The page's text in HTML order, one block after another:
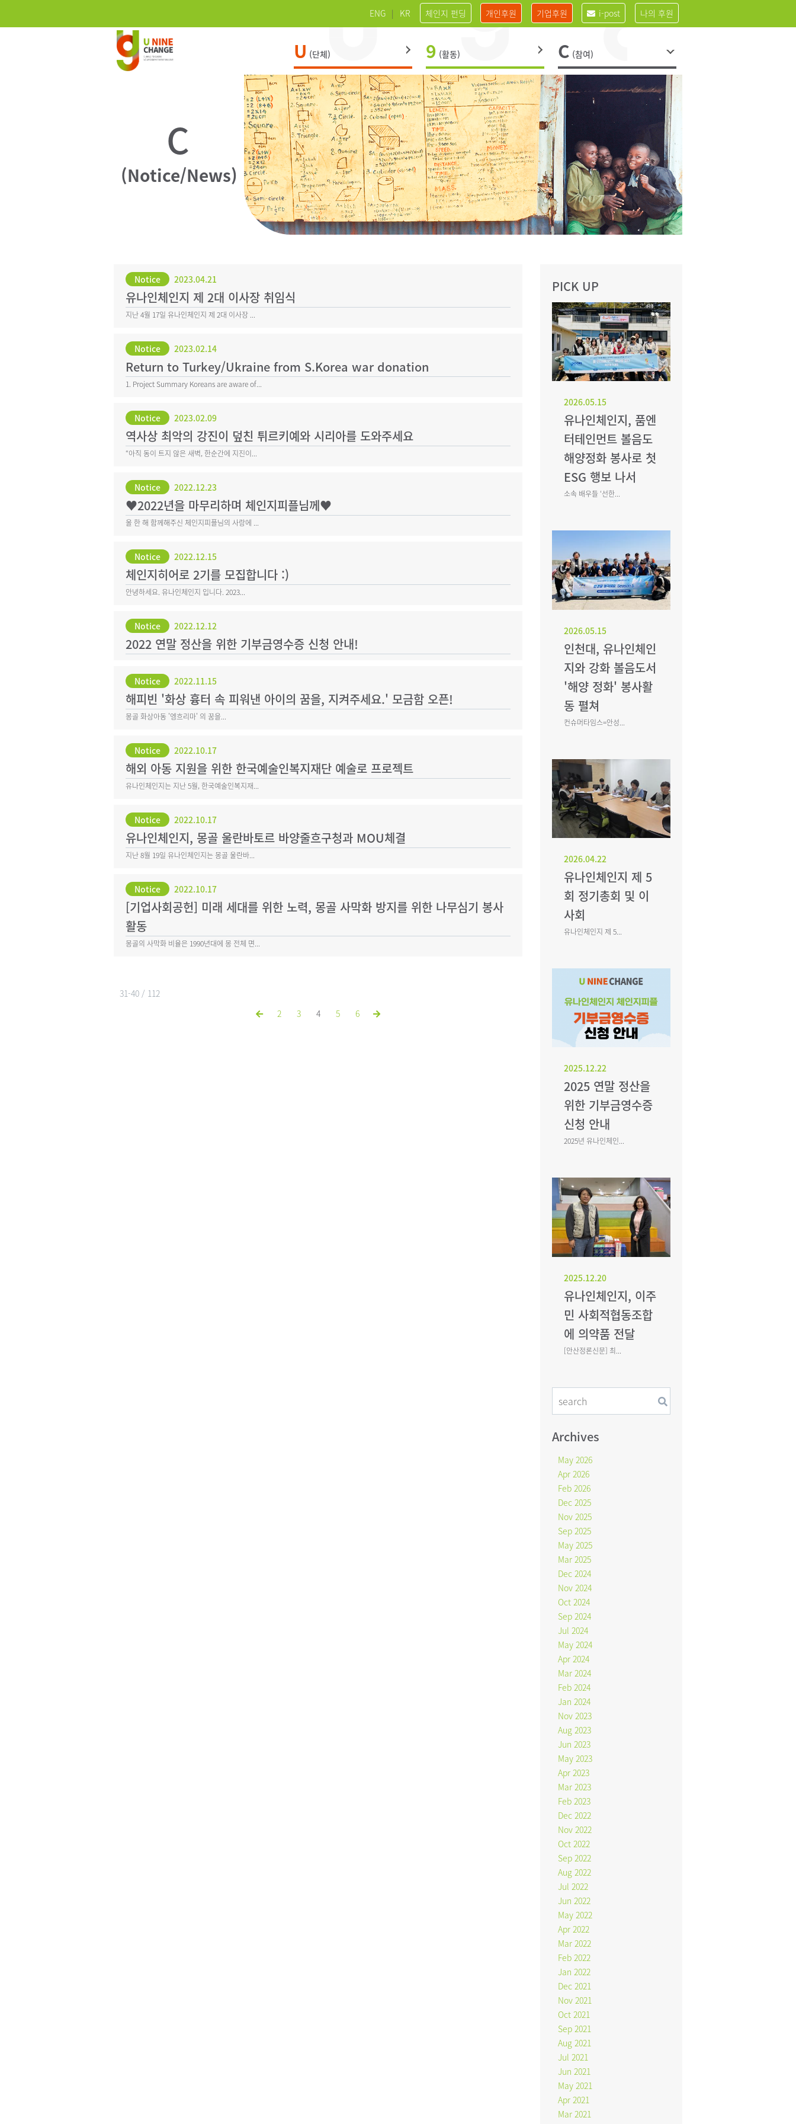
ENG | KR 체인지 펀딩 개인후원 기업후원 i-post 나의 후원
U (단체) 9 (활동) C (참여)
C
(Notice/News)
Notice 2023.04.21
유나인체인지 제 2대 이사장 취임식
지난 4월 17일 유나인체인지 제 2대 이사장 ...
Notice 2023.02.14
Return to Turkey/Ukraine from S.Korea war donation
1. Project Summary Koreans are aware of...
Notice 2023.02.09
역사상 최악의 강진이 덮친 튀르키예와 시리아를 도와주세요
“아직 동이 트지 않은 새벽, 한순간에 지진이...
Notice 2022.12.23
♥2022년을 마무리하며 체인지피플님께♥
올 한 해 함께해주신 체인지피플님의 사랑에 ...
Notice 2022.12.15
체인지히어로 2기를 모집합니다 :)
안녕하세요. 유나인체인지 입니다. 2023...
Notice 2022.12.12
2022 연말 정산을 위한 기부금영수증 신청 안내!
Notice 2022.11.15
해피빈 '화상 흉터 속 피워낸 아이의 꿈을, 지켜주세요.' 모금함 오픈!
몽골 화상아동 '엥흐리마' 의 꿈을...
Notice 2022.10.17
해외 아동 지원을 위한 한국예술인복지재단 예술로 프로젝트
유나인체인지는 지난 5월, 한국예술인복지재...
Notice 2022.10.17
유나인체인지, 몽골 울란바토르 바양줄흐구청과 MOU체결
지난 8월 19일 유나인체인지는 몽골 울란바...
Notice 2022.10.17
[기업사회공헌] 미래 세대를 위한 노력, 몽골 사막화 방지를 위한 나무심기 봉사
활동
몽골의 사막화 비율은 1990년대에 몽 전체 면...
31-40 / 112
2
3 4 5 6
PICK UP
2026.05.15
유나인체인지, 품엔
터테인먼트 볼음도
해양정화 봉사로 첫
ESG 행보 나서
소속 배우들 ‘선한...
2026.05.15
인천대, 유나인체인
지와 강화 볼음도서
'해양 정화' 봉사활
동 펼쳐
컨슈머타임스=안성...
2026.04.22
유나인체인지 제 5
회 정기총회 및 이
사회
유나인체인지 제 5...
2025.12.22
2025 연말 정산을
위한 기부금영수증
신청 안내
2025년 유나인체인...
2025.12.20
유나인체인지, 이주
민 사회적협동조합
에 의약품 전달
[안산정론신문] 최...
Archives
May 2026
Apr 2026
Feb 2026
Dec 2025
Nov 2025
Sep 2025
May 2025
Mar 2025
Dec 2024
Nov 2024
Oct 2024
Sep 2024
Jul 2024
May 2024
Apr 2024
Mar 2024
Feb 2024
Jan 2024
Nov 2023
Aug 2023
Jun 2023
May 2023
Apr 2023
Mar 2023
Feb 2023
Dec 2022
Nov 2022
Oct 2022
Sep 2022
Aug 2022
Jul 2022
Jun 2022
May 2022
Apr 2022
Mar 2022
Feb 2022
Jan 2022
Dec 2021
Nov 2021
Oct 2021
Sep 2021
Aug 2021
Jul 2021
Jun 2021
May 2021
Apr 2021
Mar 2021